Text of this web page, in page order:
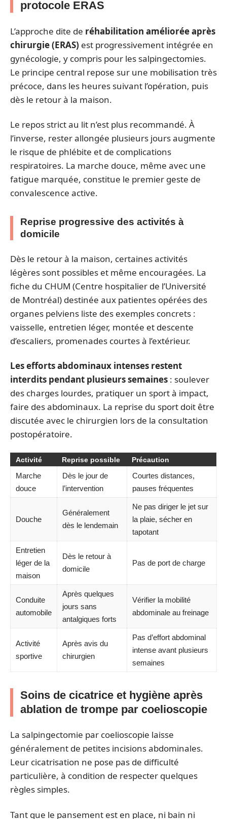
protocole ERAS
L’approche dite de réhabilitation améliorée après
chirurgie (ERAS) est progressivement intégrée en
gynécologie, y compris pour les salpingectomies.
Le principe central repose sur une mobilisation très
précoce, dans les heures suivant l’opération, puis
dès le retour à la maison.
Le repos strict au lit n’est plus recommandé. À
l’inverse, rester allongée plusieurs jours augmente
le risque de phlébite et de complications
respiratoires. La marche douce, même avec une
fatigue marquée, constitue le premier geste de
convalescence active.
Reprise progressive des activités à
domicile
Dès le retour à la maison, certaines activités
légères sont possibles et même encouragées. La
fiche du CHUM (Centre hospitalier de l’Université
de Montréal) destinée aux patientes opérées des
organes pelviens liste des exemples concrets :
vaisselle, entretien léger, montée et descente
d’escaliers, promenades courtes à l’extérieur.
Les efforts abdominaux intenses restent
interdits pendant plusieurs semaines : soulever
des charges lourdes, pratiquer un sport à impact,
faire des abdominaux. La reprise du sport doit être
discutée avec le chirurgien lors de la consultation
postopératoire.
Activité Reprise possible Précaution
Marche
douce
Dès le jour de
l’intervention
Courtes distances,
pauses fréquentes
Douche
Généralement
dès le lendemain
Ne pas diriger le jet sur
la plaie, sécher en
tapotant
Entretien
léger de la
maison
Dès le retour à
domicile
Pas de port de charge
Conduite
automobile
Après quelques
jours sans
antalgiques forts
Vérifier la mobilité
abdominale au freinage
Activité
sportive
Après avis du
chirurgien
Pas d’effort abdominal
intense avant plusieurs
semaines
Soins de cicatrice et hygiène après
ablation de trompe par coelioscopie
La salpingectomie par coelioscopie laisse
généralement de petites incisions abdominales.
Leur cicatrisation ne pose pas de difficulté
particulière, à condition de respecter quelques
règles simples.
Tant que le pansement est en place, ni bain ni